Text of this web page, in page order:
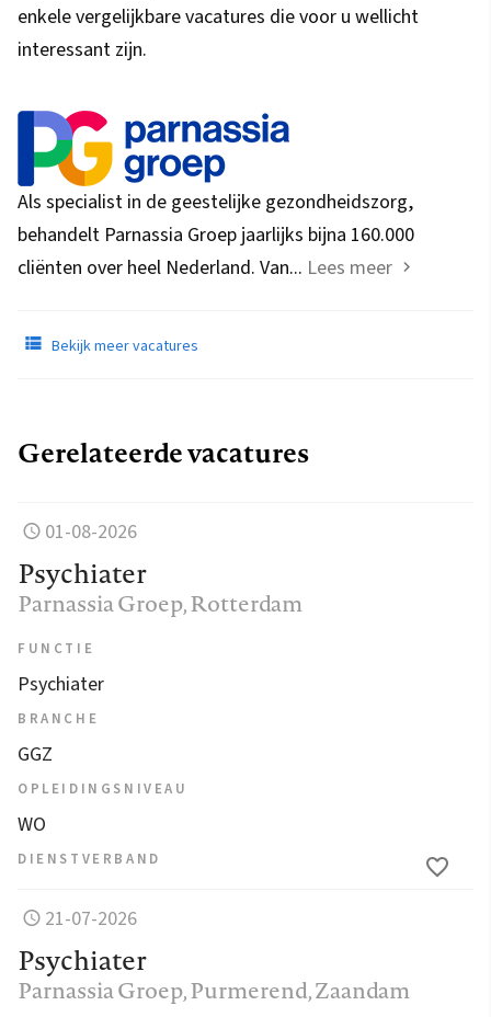
enkele vergelijkbare vacatures die voor u wellicht
interessant zijn.
Als specialist in de geestelijke gezondheidszorg,
behandelt Parnassia Groep jaarlijks bijna 160.000
cliënten over heel Nederland. Van... Lees meer
Bekijk meer vacatures
Gerelateerde vacatures
01-08-2026
Psychiater
Parnassia Groep, Rotterdam
FUNCTIE
Psychiater
BRANCHE
GGZ
OPLEIDINGSNIVEAU
WO
DIENSTVERBAND
21-07-2026
Psychiater
Parnassia Groep, Purmerend, Zaandam